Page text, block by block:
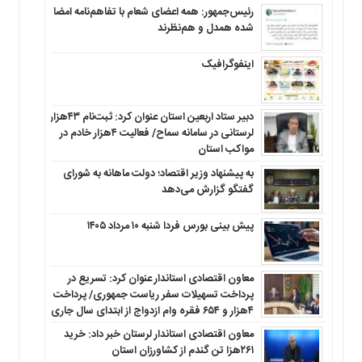
رئیس‌جمهور: همه اعضای شعام با تفاهم‌نامه امضا
شده همدل و هم‌نظرند
اینفوگرافیک
دبیر ستاد اربعین استان عنوان کرد: ثبت‌نام ۴۳هزار
لرستانی در سامانه سماح/ فعالیت ۴هزار خادم در
مواکب استان
به پیشنهاد وزیر اقتصاد؛ دولت ماهانه به شورای
گفتگو گزارش می‌دهد
پیش بینی بورس فردا شنبه ۱۰ مرداد ۱۴۰۵
معاون اقتصادی استاندار عنوان کرد: تسریع در
پرداخت تسهیلات سفر ریاست جمهوری/ پرداخت
۴هزار و ۶۵۴ فقره وام ازدواج از ابتدای سال جاری
معاون اقتصادی استاندار لرستان خبر داد: خرید
۲۶۱هزا تن گندم از کشاورزان استان